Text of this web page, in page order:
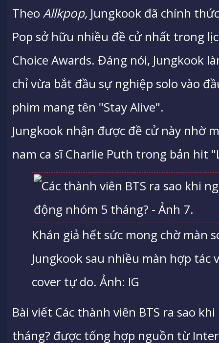
Theo Allkpop, Jungkook đã chính
Pop sở hữu nhiều đề cử nhất trong
Choice Awards. Đáng nói, Jungkook
chỉ vừa bắt đầu sự nghiệp solo vào
phim mang tên "Stay Alive".
Jungkook nhận được đề cử này nhờ
nam ca sĩ Charlie Puth trong bản hit
Khán giả hết sức mong chờ màn
Jungkook sau nhiều màn hợp tác
cover tự do. Ảnh: IG
Bài viết Các thành viên BTS ra sao
tháng? được tổng hợp nguồn từ